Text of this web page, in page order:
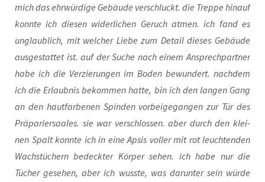
mich das ehr­wür­di­ge Gebäu­de ver­schluckt. die Trep­pe hin­auf
konn­te ich die­sen wider­li­chen Geruch atmen. ich fand es
unglaub­lich, mit wel­cher Lie­be zum Detail die­ses Gebäu­de
aus­ge­stat­tet ist. auf der Suche nach einem Ansprech­part­ner
habe ich die Ver­zie­run­gen im Boden bewun­dert. nach­dem
ich die Erlaub­nis bekom­men hat­te, bin ich den lan­gen Gang
an den haut­far­be­nen Spin­den vor­bei­ge­gan­gen zur Tür des
Prä­pa­rier­saa­les. sie war ver­schlos­sen. aber durch den klei­
nen Spalt konn­te ich in eine Apsis vol­ler mit rot leuch­ten­den
Wachs­tü­chern bedeck­ter Kör­per sehen. ich habe nur die
Tücher gese­hen, aber ich wuss­te, was dar­un­ter sein wür­de